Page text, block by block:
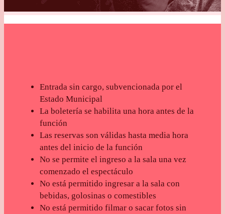
Entrada sin cargo, subvencionada por el
Estado Municipal
La boletería se habilita una hora antes de la
función
Las reservas son válidas hasta media hora
antes del inicio de la función
No se permite el ingreso a la sala una vez
comenzado el espectáculo
No está permitido ingresar a la sala con
bebidas, golosinas o comestibles
No está permitido filmar o sacar fotos sin